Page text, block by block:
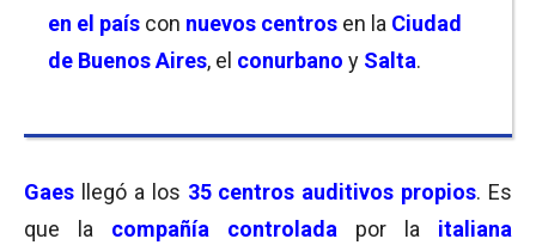
en el país con nuevos centros en la Ciudad
de Buenos Aires, el conurbano y Salta.
Gaes llegó a los 35 centros auditivos propios. Es
que la compañía controlada por la italiana